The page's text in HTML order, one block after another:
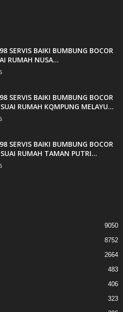
SERVIS BAIKI BUMBUNG BOCOR
RUMAH NUSA...
SERVIS BAIKI BUMBUNG BOCOR
RUMAH KQMPUNG MELAYU...
SERVIS BAIKI BUMBUNG BOCOR
RUMAH TAMAN PUTRI...
9050
8752
2664
483
406
323